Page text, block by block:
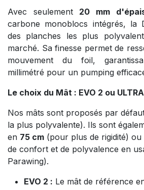
Avec seulement 20 mm
carbone monoblocs intégrés, la
des planches les plus
marché. Sa finesse permet de
mouvement du foil,
millimétré pour un pumping
Le choix du Mât : EVO 2 ou
Nos mâts sont proposés par
la plus polyvalente). Ils sont
en 75 cm (pour plus de rigidité) ou
de confort et de polyvalence en
Parawing).
EVO 2 : Le mât de référence